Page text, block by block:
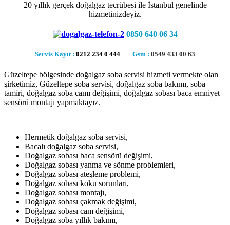
20 yıllık gerçek doğalgaz tecrübesi ile İstanbul genelinde
hizmetinizdeyiz.
0850 640 06 34
Servis Kayıt : 0212 234 0 444 | Gsm : 0549 433 00 63
Güzeltepe bölgesinde doğalgaz soba servisi hizmeti vermekte olan
şirketimiz, Güzeltepe soba servisi, doğalgaz soba bakımı, soba
tamiri, doğalgaz soba camı değişimi, doğalgaz sobası baca emniyet
sensörü montajı yapmaktayız.
Hermetik doğalgaz soba servisi,
Bacalı doğalgaz soba servisi,
Doğalgaz sobası baca sensörü değişimi,
Doğalgaz sobası yanma ve sönme problemleri,
Doğalgaz sobası ateşleme problemi,
Doğalgaz sobası koku sorunları,
Doğalgaz sobası montajı,
Doğalgaz sobası çakmak değişimi,
Doğalgaz sobası cam değişimi,
Doğalgaz soba yıllık bakımı,